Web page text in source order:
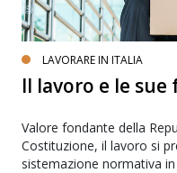
LAVORARE IN ITALIA
Il lavoro e le sue
Valore fondante della
Costituzione, il lavoro si
sistemazione normativa